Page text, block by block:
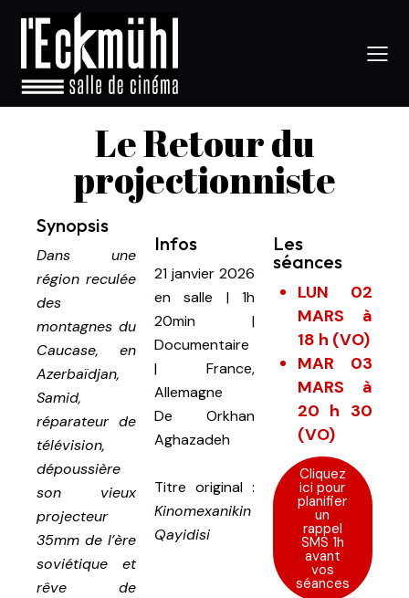
Le Retour du
projectionniste
Synopsis
Dans une
région reculée
des
montagnes du
Caucase, en
Azerbaïdjan,
Samid,
réparateur de
télévision,
dépoussière
son vieux
projecteur
35mm de l’ère
soviétique et
rêve de
Infos
21 janvier 2026
en salle |1h
20min |
Documentaire
| France,
Allemagne
De Orkhan
Aghazadeh
Titre original :
Kinomexanikin
Qayidisi
Les
séances
LUN 02
MARS à
18 h (VO)
MAR 03
MARS à
20 h 30
(VO)
Cliquez
ici pour
planifier
un
rappel
SMS 1h
avant
vos
séances